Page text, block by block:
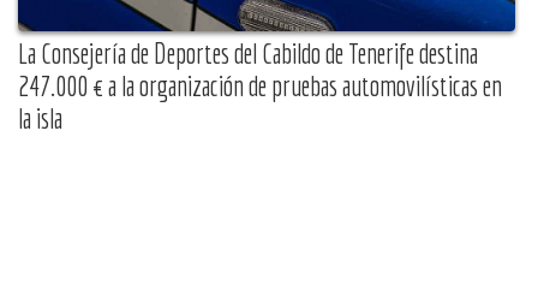
La Consejería de Deportes del Cabildo de Tenerife destina
247.000 € a la organización de pruebas automovilísticas en
la isla